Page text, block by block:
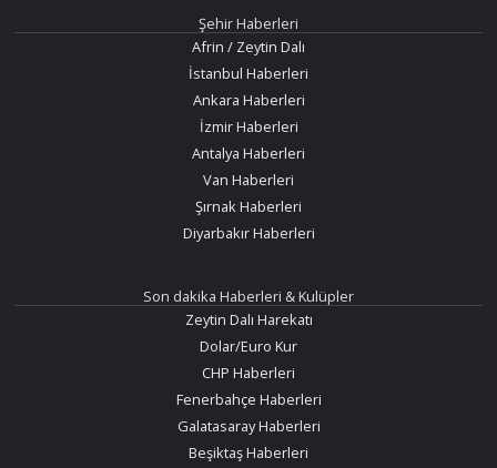
Şehir Haberleri
Afrin / Zeytin Dalı
İstanbul Haberleri
Ankara Haberleri
İzmir Haberleri
Antalya Haberleri
Van Haberleri
Şırnak Haberleri
Diyarbakır Haberleri
Son dakika Haberleri & Kulüpler
Zeytin Dalı Harekatı
Dolar/Euro Kur
CHP Haberleri
Fenerbahçe Haberleri
Galatasaray Haberleri
Beşiktaş Haberleri